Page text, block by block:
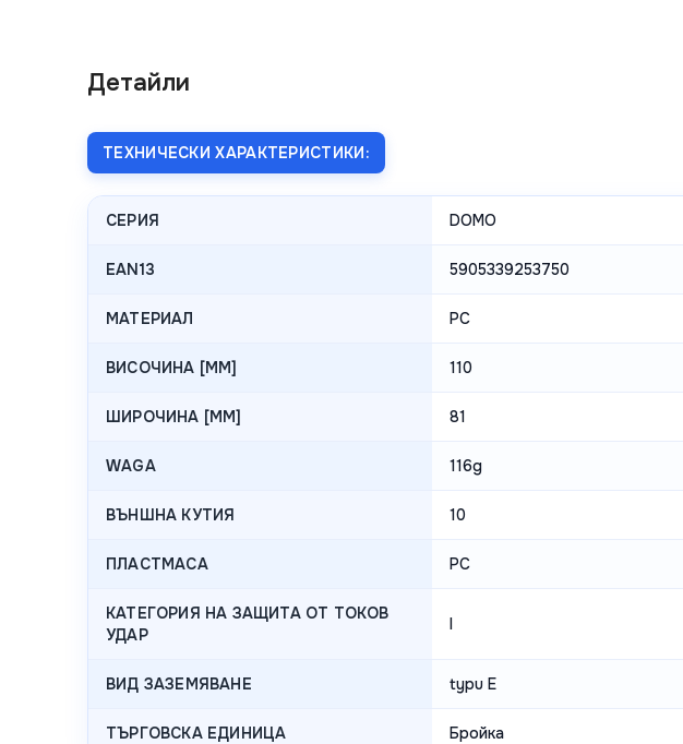
Детайли
ТЕХНИЧЕСКИ ХАРАКТЕРИСТИКИ:
СЕРИЯ DOMO
EAN13 5905339253750
МАТЕРИАЛ PC
ВИСОЧИНА [MM] 110
ШИРОЧИНА [MM] 81
WAGA 116g
ВЪНШНА КУТИЯ 10
ПЛАСТМАСА PC
КАТЕГОРИЯ НА ЗАЩИТА ОТ ТОКОВ
УДАР
I
ВИД ЗАЗЕМЯВАНЕ typu E
ТЪРГОВСКА ЕДИНИЦА Бройка